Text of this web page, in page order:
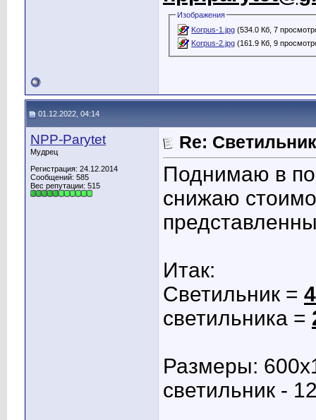
Изображения
Korpus-1.jpg (534.0 Кб, 7
Korpus-2.jpg (161.9 Кб, 9
01.12.2022, 04:14
NPP-Parytet
Мудрец
Регистрация: 24.12.2014
Сообщений: 585
Вес репутации: 515
Re:
Поднимаю в
снижаю
Итак:
Светильник =
светильника =
Размеры:
светильник -